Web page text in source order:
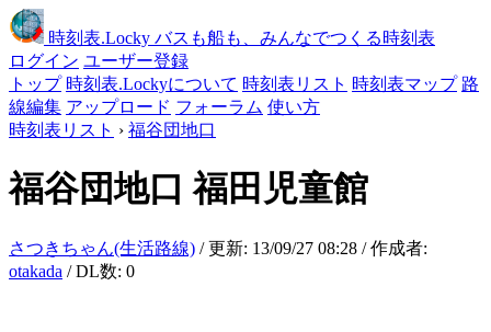
時刻表.Locky バスも船も、みんなでつくる時刻表
ログイン ユーザー登録
トップ 時刻表.Lockyについて 時刻表リスト 時刻表マップ 路
線編集 アップロード フォーラム 使い方
時刻表リスト › 福谷団地口
福谷団地口福田児童館
さつきちゃん(生活路線) / 更新: 13/09/27 08:28 / 作成者:
otakada / DL数: 0